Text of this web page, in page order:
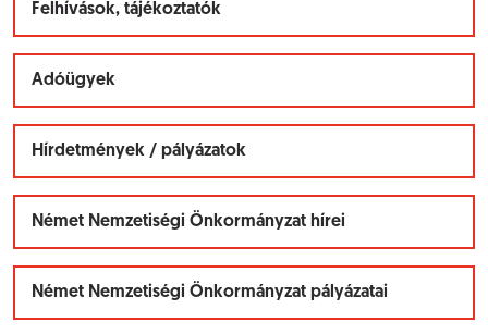
Felhívások, tájékoztatók
Adóügyek
Hírdetmények / pályázatok
Német Nemzetiségi Önkormányzat hírei
Német Nemzetiségi Önkormányzat pályázatai